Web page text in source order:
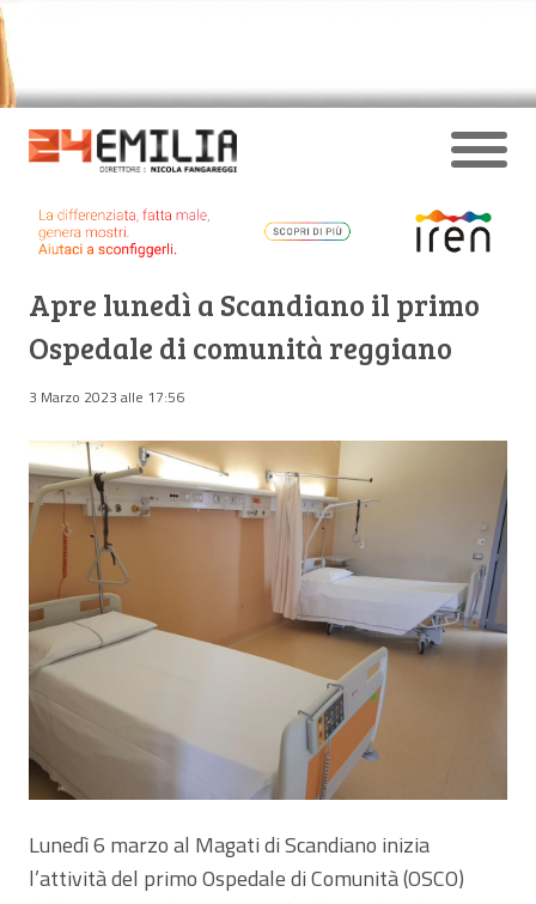
Apre lunedì a Scandiano il primo
Ospedale di comunità reggiano
3 Marzo 2023 alle 17:56
Lunedì 6 marzo al Magati di Scandiano inizia
l’attività del primo Ospedale di Comunità (OSCO)